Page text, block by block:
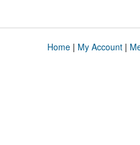
Home| My Account|